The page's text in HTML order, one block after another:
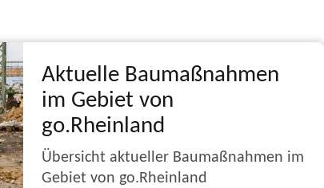
Aktuelle Baumaßnahmen
im Gebiet von
go.Rheinland
Übersicht aktueller Baumaßnahmen im
Gebiet von go.Rheinland